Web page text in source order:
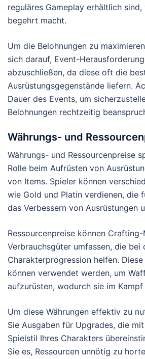
reguläres Gameplay erhältlich sind,
begehrt macht.
Um die Belohnungen zu
sich darauf, Event-
abzuschließen, da diese oft die
Ausrüstungsgegenstände liefern.
Dauer des Events, um
Belohnungen rechtzeitig
Währungs- und
Währungs- und Ressourcenpreise
Rolle beim Aufrüsten von
von Items. Spieler können
wie Gold und Platin verdienen, die
das Verbessern von Ausrüstungen
Ressourcenpreise können
Verbrauchsgüter umfassen, die bei
Charakterprogression helfen. Diese
können verwendet werden, um
aufzurüsten, wodurch sie im
Um diese Währungen effektiv zu
Sie Ausgaben für Upgrades, die
Spielstil Ihres Charakters
Sie es, Ressourcen unnötig zu